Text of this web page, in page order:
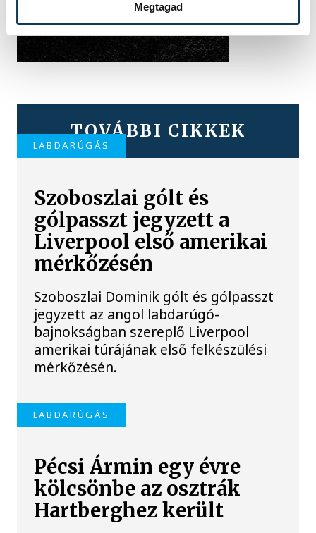
Megtagad
TOVÁBBI CIKKEK
LABDARÚGÁS
Szoboszlai gólt és
gólpasszt jegyzett a
Liverpool első amerikai
mérkőzésén
Szoboszlai Dominik gólt és gólpasszt
jegyzett az angol labdarúgó-
bajnokságban szereplő Liverpool
amerikai túrájának első felkészülési
mérkőzésén.
LABDARÚGÁS
Pécsi Ármin egy évre
kölcsönbe az osztrák
Hartberghez került